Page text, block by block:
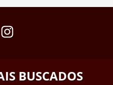
BUSCADOS